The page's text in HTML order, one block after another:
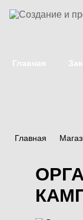
Главная
Главная